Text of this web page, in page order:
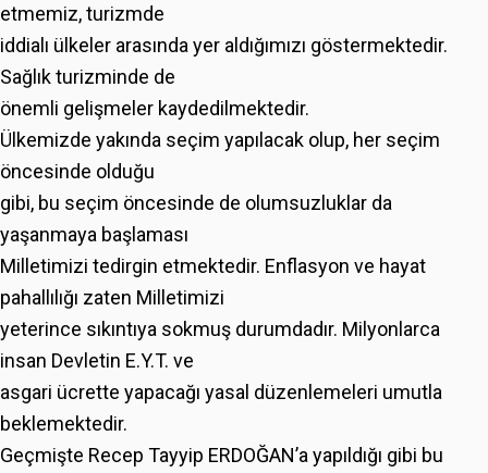
etmemiz, turizmde
iddialı ülkeler arasında yer aldığımızı göstermektedir.
Sağlık turizminde de
önemli gelişmeler kaydedilmektedir.
Ülkemizde yakında seçim yapılacak olup, her seçim
öncesinde olduğu
gibi, bu seçim öncesinde de olumsuzluklar da
yaşanmaya başlaması
Milletimizi tedirgin etmektedir. Enflasyon ve hayat
pahallılığı zaten Milletimizi
yeterince sıkıntıya sokmuş durumdadır. Milyonlarca
insan Devletin E.Y.T. ve
asgari ücrette yapacağı yasal düzenlemeleri umutla
beklemektedir.
Geçmişte Recep Tayyip ERDOĞAN’a yapıldığı gibi bu